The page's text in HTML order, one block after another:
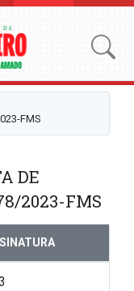
FMS
DE
2023-FMS